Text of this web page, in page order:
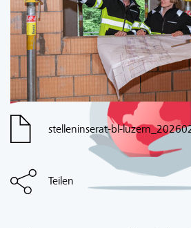
stelleninserat-bl-
Teilen